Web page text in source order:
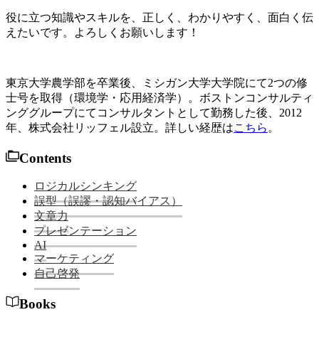
役に立つ知識やスキルを、正しく、わかりやすく、面白く伝
えたいです。よろしくお願いします！
東京大学農学部を卒業後、ミシガン大学大学院にて2つの修
士号を取得（環境学・応用経済学）。ボストンコンサルティ
ンググループにてコンサルタントとして勤務した後、2012
年、株式会社リッフェル設立。詳しい経歴はこちら 。
Contents
ロジカルシンキング
誤型（誤謬・認知バイアス）
文章力
プレゼンテーション
AI
マーケティング
自己啓発
Books